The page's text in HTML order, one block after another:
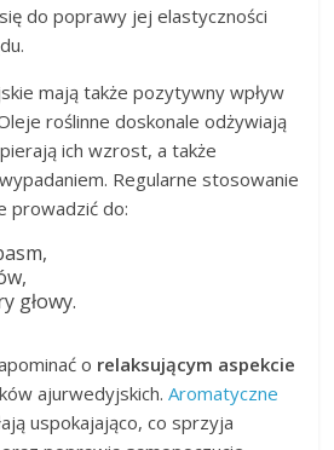
do poprawy jej elastyczności
mają także pozytywny wpływ
roślinne doskonale odżywiają
ich wzrost, a także
Regularne stosowanie
prowadzić do:
głowy.
o relaksującym aspekcie
ajurwedyjskich.Aromatyczne
uspokajająco, co sprzyja